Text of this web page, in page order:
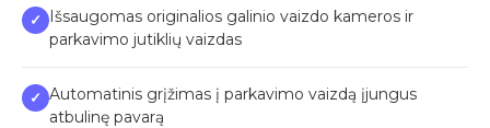
✓
Išsaugomas originalios galinio vaizdo kameros ir
parkavimo jutiklių vaizdas
✓ Automatinis grįžimas į parkavimo vaizdą įjungus
atbulinę pavarą